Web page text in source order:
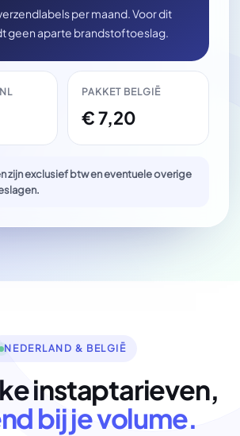
per maand. Voor dit
geen aparte brandstoftoeslag.
PAKKET BELGIË
€ 7,20
zijn exclusief btw en eventuele overige
NEDERLAND & BELGIË
instaptarieven,
bij je volume.